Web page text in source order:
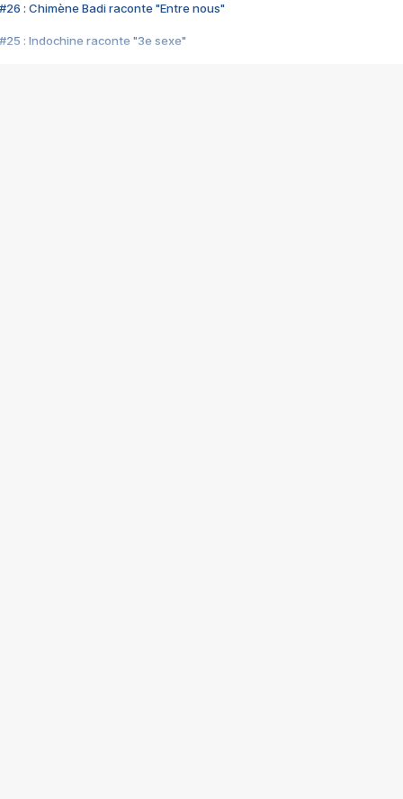
#26 : Chimène Badi raconte "Entre nous"
#25 : Indochine raconte "3e sexe"